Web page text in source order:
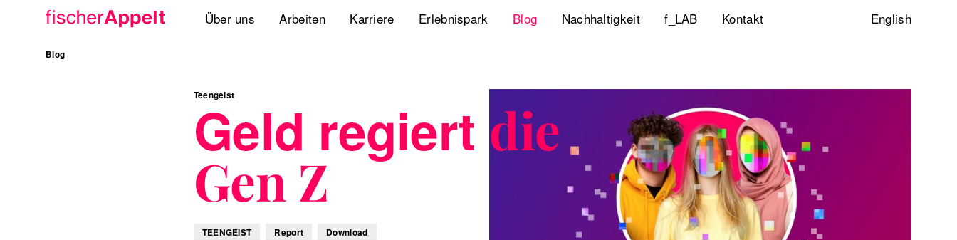
Über uns
Spezialisten
Lösungen
Standorte
International
Arbeiten Karriere Erlebnispark
Storyverse Playbook
Meet fischerAppelt
Blog Nachhaltigkeit
Diversity, Equity & Inclusion
Future Mobility Lab
Hanseatic Help
f_LAB Kontakt English
Blog
Teengeist
Geld regiert die
Gen Z
TEENGEIST Report Download